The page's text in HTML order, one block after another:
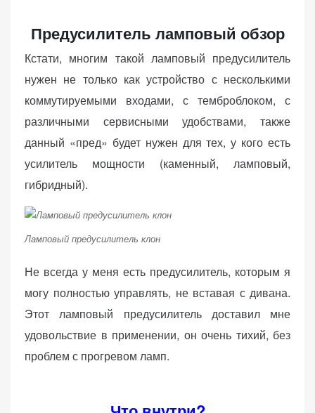
Предусилитель ламповый обзор
Кстати, многим такой ламповый предусилитель
нужен не только как устройство с несколькими
коммутируемыми входами, с темброблоком, с
различными сервисными удобствами, также
данный «пред» будет нужен для тех, у кого есть
усилитель мощности (каменный, ламповый,
гибридный).
Ламповый предусилитель клон
Не всегда у меня есть предусилитель, которым я
могу полностью управлять, не вставая с дивана.
Этот ламповый предусилитель доставил мне
удовольствие в применении, он очень тихий, без
проблем с прогревом ламп.
персонализированная
ваших интересов.
Рассказывая о своих
интересах и
посещении нашего
сайта, вы повышаете
вероятность
просмотра
персонализированного
контента и